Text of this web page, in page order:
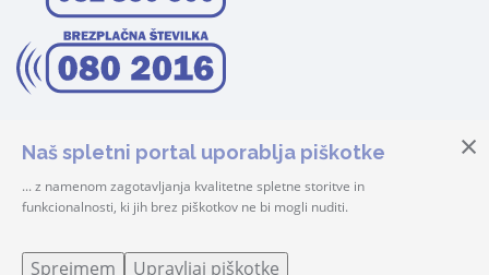
© 2026 Center Šteker | Vse pravice pridržane! |
Naš spletni portal uporablja piškotke
... z namenom zagotavljanja kvalitetne spletne storitve in
funkcionalnosti, ki jih brez piškotkov ne bi mogli nuditi.
Sprejmem Upravljaj piškotke